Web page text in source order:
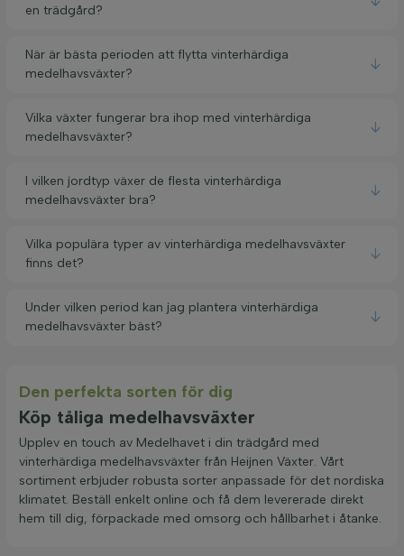
en trädgård?
När är bästa perioden att flytta vinterhärdiga
medelhavsväxter?
Vilka växter fungerar bra ihop med vinterhärdiga
medelhavsväxter?
I vilken jordtyp växer de flesta vinterhärdiga
medelhavsväxter bra?
Vilka populära typer av vinterhärdiga medelhavsväxter
finns det?
Under vilken period kan jag plantera vinterhärdiga
medelhavsväxter bäst?
Den perfekta sorten för dig
Köp tåliga medelhavsväxter
Upplev en touch av Medelhavet i din trädgård med
vinterhärdiga medelhavsväxter från Heijnen Växter. Vårt
sortiment erbjuder robusta sorter anpassade för det nordiska
klimatet. Beställ enkelt online och få dem levererade direkt
hem till dig, förpackade med omsorg och hållbarhet i åtanke.